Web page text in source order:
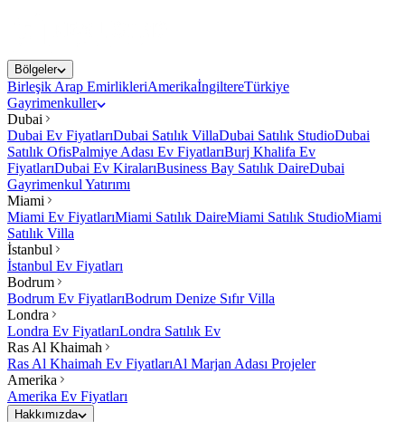
Bölgeler
Birleşik Arap EmirlikleriAmerikaİngiltereTürkiye
Gayrimenkuller
Dubai
Dubai Ev FiyatlarıDubai Satılık VillaDubai Satılık StudioDubai
Satılık OfisPalmiye Adası Ev FiyatlarıBurj Khalifa Ev
FiyatlarıDubai Ev KiralarıBusiness Bay Satılık DaireDubai
Gayrimenkul Yatırımı
Miami
Miami Ev FiyatlarıMiami Satılık DaireMiami Satılık StudioMiami
Satılık Villa
İstanbul
İstanbul Ev Fiyatları
Bodrum
Bodrum Ev FiyatlarıBodrum Denize Sıfır Villa
Londra
Londra Ev FiyatlarıLondra Satılık Ev
Ras Al Khaimah
Ras Al Khaimah Ev FiyatlarıAl Marjan Adası Projeler
Amerika
Amerika Ev Fiyatları
Hakkımızda